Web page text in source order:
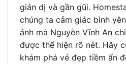
giản dị và gần gũi.
chúng ta cảm giác bình
ảnh mà Nguyễn Vĩnh An
được thể hiện rõ nét. Hãy
khám phá vẻ đẹp tiềm ẩn